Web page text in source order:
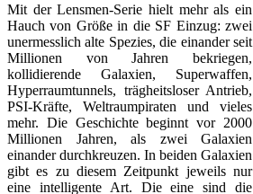
Mit der Lensmen-Serie hielt mehr als ein
Hauch von Größe in die SF Einzug: zwei
unermesslich alte Spezies, die einander seit
Millionen von Jahren bekriegen,
kollidierende Galaxien, Superwaffen,
Hyperraumtunnels, trägheitsloser Antrieb,
PSI-Kräfte, Weltraumpiraten und vieles
mehr. Die Geschichte beginnt vor 2000
Millionen Jahren, als zwei Galaxien
einander durchkreuzen. In beiden Galaxien
gibt es zu diesem Zeitpunkt jeweils nur
eine intelligente Art. Die eine sind die